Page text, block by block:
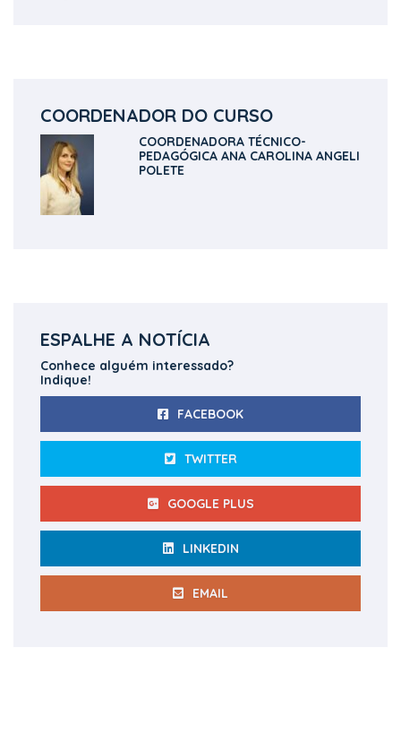
COORDENADOR DO CURSO
COORDENADORA TÉCNICO-
PEDAGÓGICA ANA CAROLINA ANGELI
POLETE
ESPALHE A NOTÍCIA
Conhece alguém interessado?
Indique!
FACEBOOK
TWITTER
GOOGLE PLUS
LINKEDIN
EMAIL